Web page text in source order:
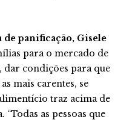
panificação, Gisele
para o mercado de
dar condições para que
mais carentes, se
traz acima de
as pessoas que